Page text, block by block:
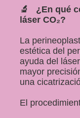
🔬 ¿En qué
láser CO₂?
La
estética del
ayuda del
mayor
una
El